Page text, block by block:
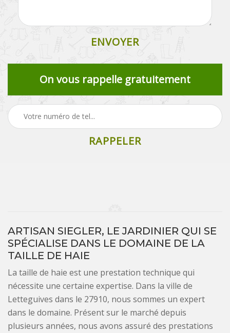
On vous rappelle gratuitement
ARTISAN SIEGLER, LE JARDINIER QUI SE
SPÉCIALISE DANS LE DOMAINE DE LA
TAILLE DE HAIE
La taille de haie est une prestation technique qui
nécessite une certaine expertise. Dans la ville de
Letteguives dans le 27910, nous sommes un expert
dans le domaine. Présent sur le marché depuis
plusieurs années, nous avons assuré des prestations